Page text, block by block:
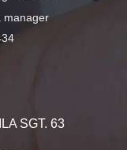
manager
SGT. 63